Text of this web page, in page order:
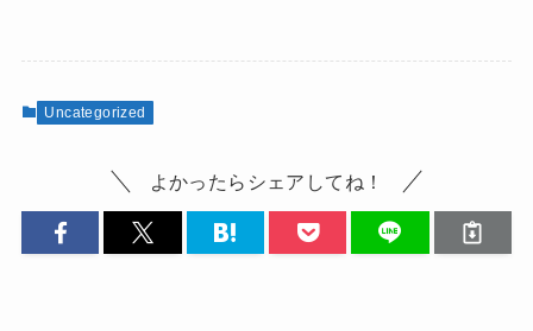
Uncategorized
よかったらシェアしてね！